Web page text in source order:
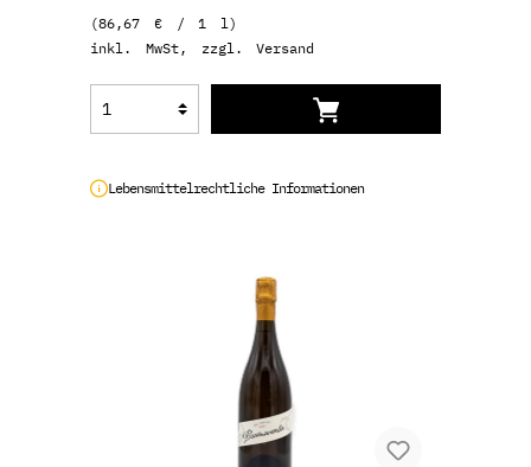
(86,67 € / 1 l)
inkl. MwSt, zzgl. Versand
Lebensmittelrechtliche Informationen